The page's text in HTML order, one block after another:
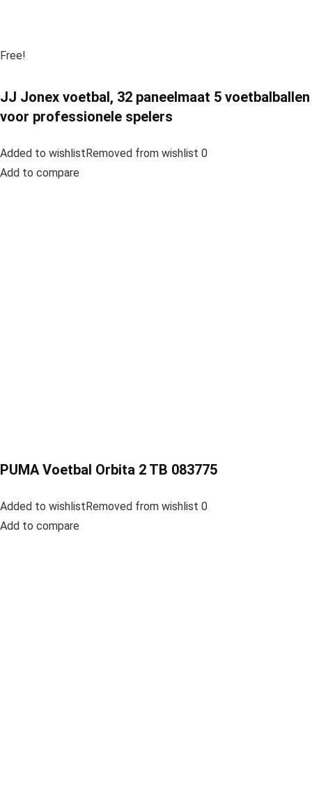
Free!
JJ Jonex voetbal, 32 paneelmaat 5 voetbalballen
voor professionele spelers
Added to wishlistRemoved from wishlist 0
Add to compare
PUMA Voetbal Orbita 2 TB 083775
Added to wishlistRemoved from wishlist 0
Add to compare